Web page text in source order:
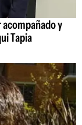
y
Tapia